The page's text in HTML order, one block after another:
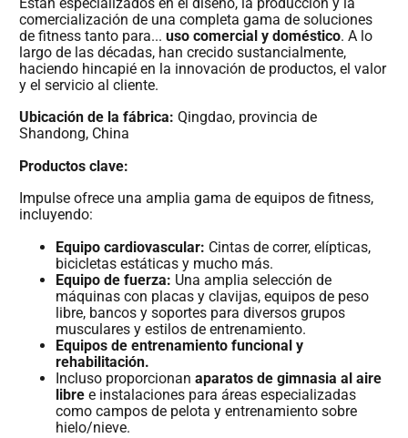
comercialización de una completa gama de soluciones
de fitness tanto para... uso comercial y doméstico. A lo
largo de las décadas, han crecido sustancialmente,
haciendo hincapié en la innovación de productos, el valor
y el servicio al cliente.
Ubicación de la fábrica: Qingdao, provincia de
Shandong, China
Productos clave:
Impulse ofrece una amplia gama de equipos de fitness,
incluyendo:
Equipo cardiovascular: Cintas de correr, elípticas,
bicicletas estáticas y mucho más.
Equipo de fuerza: Una amplia selección de
máquinas con placas y clavijas, equipos de peso
libre, bancos y soportes para diversos grupos
musculares y estilos de entrenamiento.
Equipos de entrenamiento funcional y
rehabilitación.
Incluso proporcionan aparatos de gimnasia al aire
libre e instalaciones para áreas especializadas
como campos de pelota y entrenamiento sobre
hielo/nieve.